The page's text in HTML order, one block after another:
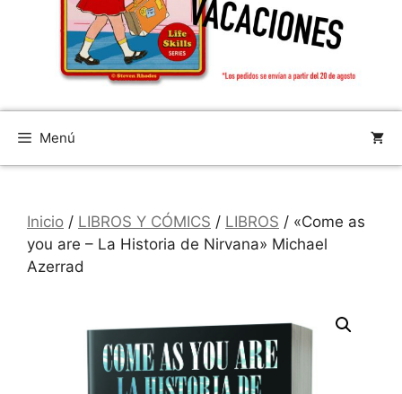
Menú
Inicio / LIBROS Y CÓMICS / LIBROS / «Come as
you are – La Historia de Nirvana» Michael
Azerrad